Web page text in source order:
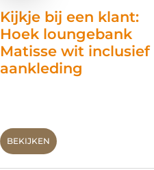
Kijkje bij een klant:
Hoek loungebank
Matisse wit inclusief
aankleding
BEKIJKEN